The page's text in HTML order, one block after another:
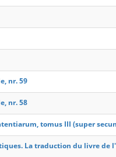
nr. 59
nr. 58
tomus III (super
La traduction du livre de